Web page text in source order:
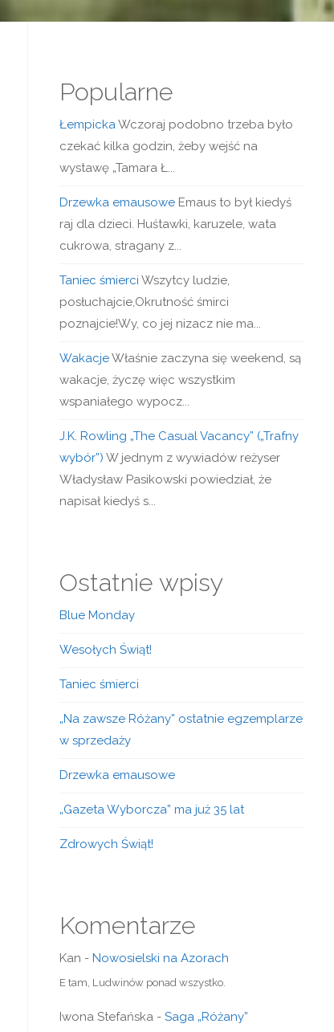
Popularne
ŁempickaWczoraj podobno trzeba było
czekać kilka godzin, żeby wejść na
wystawę „Tamara Ł...
Drzewka emausowe Emaus to był kiedyś
raj dla dzieci. Huśtawki, karuzele, wata
cukrowa, stragany z...
Taniec śmierci Wszytcy ludzie,
posłuchajcie,Okrutność śmirci
poznajcie!Wy, co jej nizacz nie ma...
WakacjeWłaśnie zaczyna się weekend, są
wakacje, życzę więc wszystkim
wspaniałego wypocz...
J.K. Rowling „The Casual Vacancy” („Trafny
wybór”) W jednym z wywiadów reżyser
Władysław Pasikowski powiedział, że
napisał kiedyś s...
Ostatnie wpisy
Blue Monday
Wesołych Świąt!
Taniec śmierci
„Na zawsze Różany” ostatnie egzemplarze
w sprzedaży
Drzewka emausowe
„Gazeta Wyborcza” ma już 35 lat
Zdrowych Świąt!
Komentarze
Kan - Nowosielski na Azorach
E tam, Ludwinów ponad wszystko.
Iwona Stefańska - Saga „Różany”